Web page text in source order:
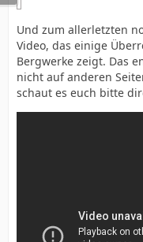
Und zum allerletzten
Video, das einige
Bergwerke zeigt. Das
nicht auf anderen
schaut es euch bitte